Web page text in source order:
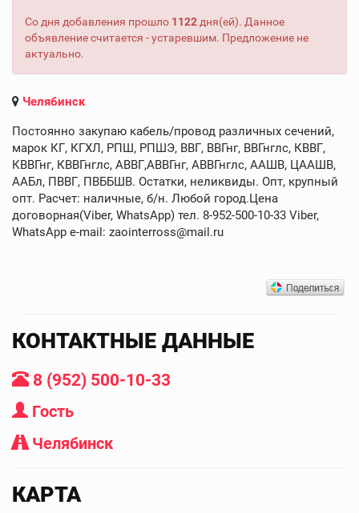
Со дня добавления прошло 1122 дня(ей). Данное
объявление считается - устаревшим. Предложение не
актуально.
Челябинск
Постоянно закупаю кабель/провод различных сечений,
марок КГ, КГХЛ, РПШ, РПШЭ, ВВГ, ВВГнг, ВВГнглс, КВВГ,
КВВГнг, КВВГнглс, АВВГ,АВВГнг, АВВГнглс, ААШВ, ЦААШВ,
ААБл, ПВВГ, ПВББШВ. Остатки, неликвиды. Опт, крупный
опт. Расчет: наличные, б/н. Любой город.Цена
договорная(Viber, WhatsApp) тел. 8-952-500-10-33 Viber,
WhatsApp e-mail: zaointerross@mail.ru
КОНТАКТНЫЕ ДАННЫЕ
8 (952) 500-10-33
Гость
Челябинск
КАРТА